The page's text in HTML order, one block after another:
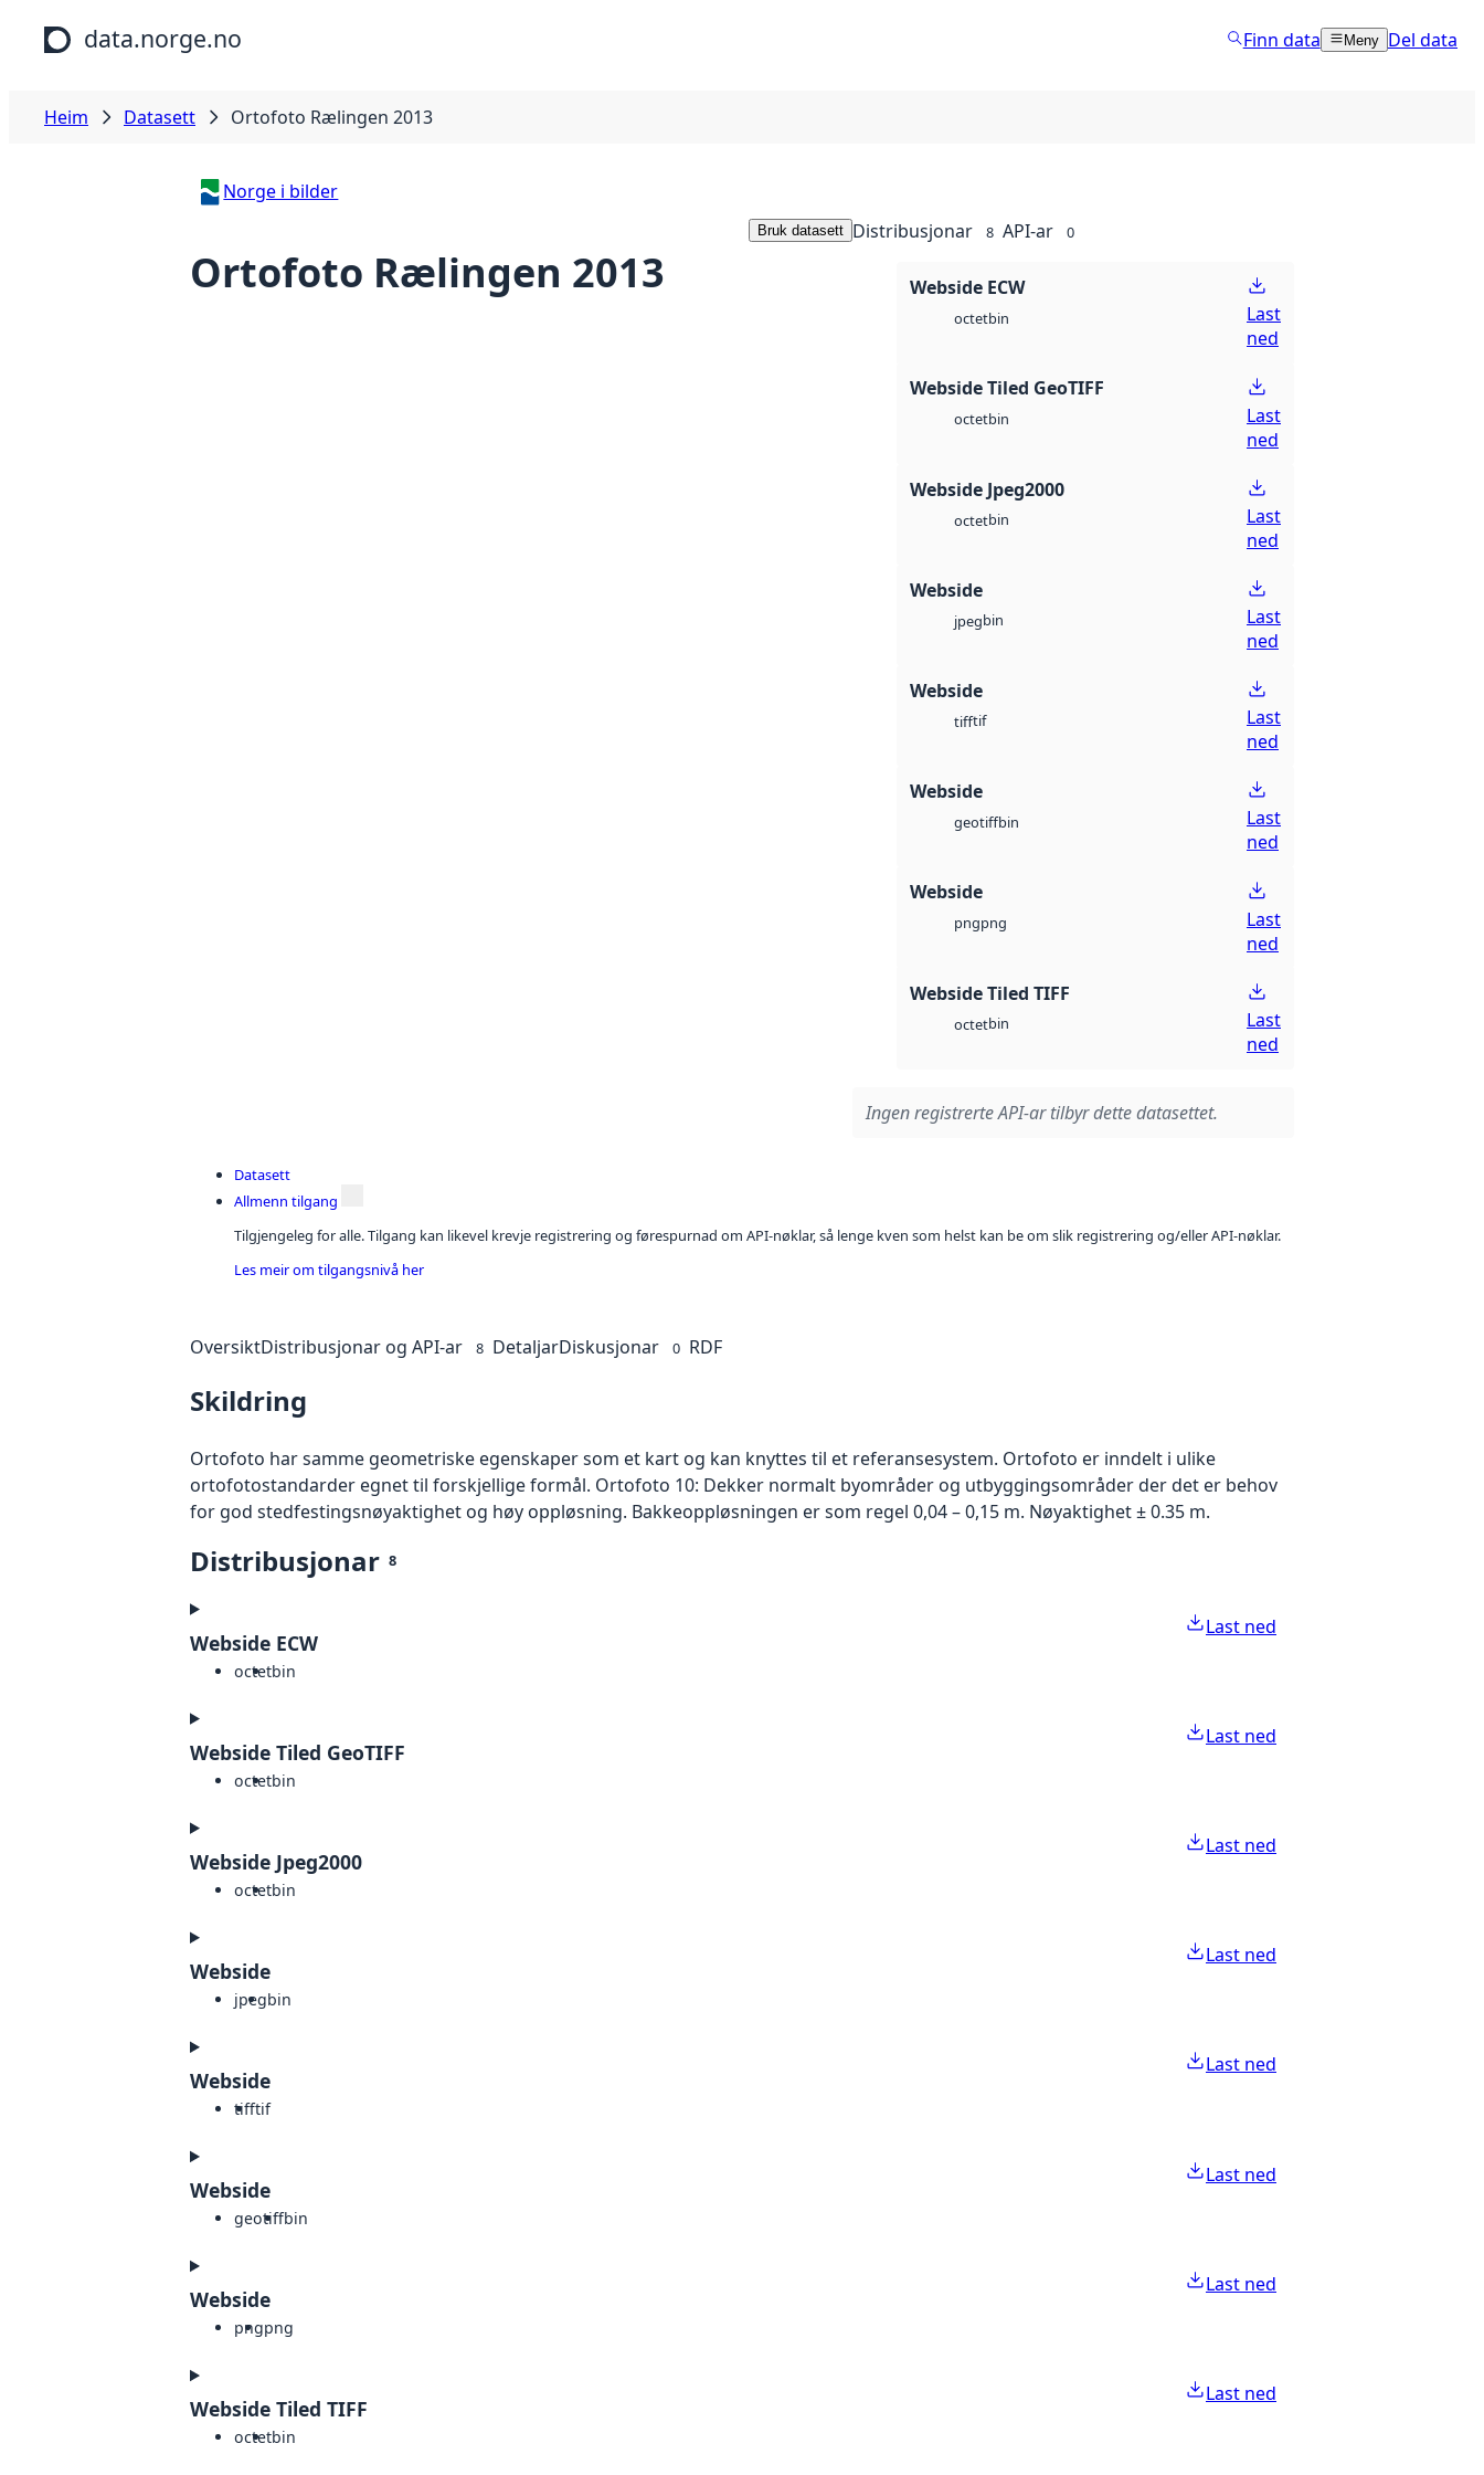
Hopp til hovudinnhald
data.norge.no Finn data Meny Del data
Heim Datasett Ortofoto Rælingen 2013
Norge i bilder
Ortofoto Rælingen 2013
Bruk datasett Distribusjonar 8 API-ar 0
Webside ECW
octetbin
Last
ned
Webside Tiled GeoTIFF
octetbin
Last
ned
Webside Jpeg2000
octetbin
Last
ned
Webside
jpegbin
Last
ned
Webside
tifftif
Last
ned
Webside
geotiffbin
Last
ned
Webside
pngpng
Last
ned
Webside Tiled TIFF
octetbin
Last
ned
Ingen registrerte API-ar tilbyr dette datasettet.
Datasett
Allmenn tilgang
Tilgjengeleg for alle. Tilgang kan likevel krevje registrering og førespurnad om API-nøklar, så lenge kven som helst kan be om slik registrering og/eller API-nøklar.
Les meir om tilgangsnivå her
OversiktDistribusjonar og API-ar 8 DetaljarDiskusjonar 0 RDF
Skildring
Ortofoto har samme geometriske egenskaper som et kart og kan knyttes til et referansesystem. Ortofoto er inndelt i ulike
ortofotostandarder egnet til forskjellige formål. Ortofoto 10: Dekker normalt byområder og utbyggingsområder der det er behov
for god stedfestingsnøyaktighet og høy oppløsning. Bakkeoppløsningen er som regel 0,04 – 0,15 m. Nøyaktighet ± 0.35 m.
Distribusjonar 8
Webside ECW
octetbin
Last ned
Webside Tiled GeoTIFF
octetbin
Last ned
Webside Jpeg2000
octetbin
Last ned
Webside
jpegbin
Last ned
Webside
tifftif
Last ned
Webside
geotiffbin
Last ned
Webside
pngpng
Last ned
Webside Tiled TIFF
octetbin
Last ned